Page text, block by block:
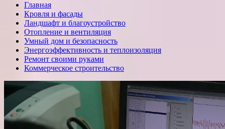
Главная
Кровля и фасады
Ландшафт и благоустройство
Отопление и вентиляция
Умный дом и безопасность
Энергоэффективность и теплоизоляция
Ремонт своими руками
Коммерческое строительство